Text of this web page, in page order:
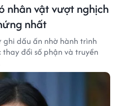
nhân vật vượt nghịch
nhất
dấu ấn nhờ hành trình
đổi số phận và truyền